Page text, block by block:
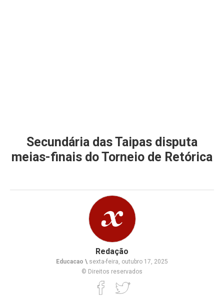
Secundária das Taipas disputa
meias-finais do Torneio de Retórica
Redação
Educacao \ sexta-feira, outubro 17, 2025
© Direitos reservados